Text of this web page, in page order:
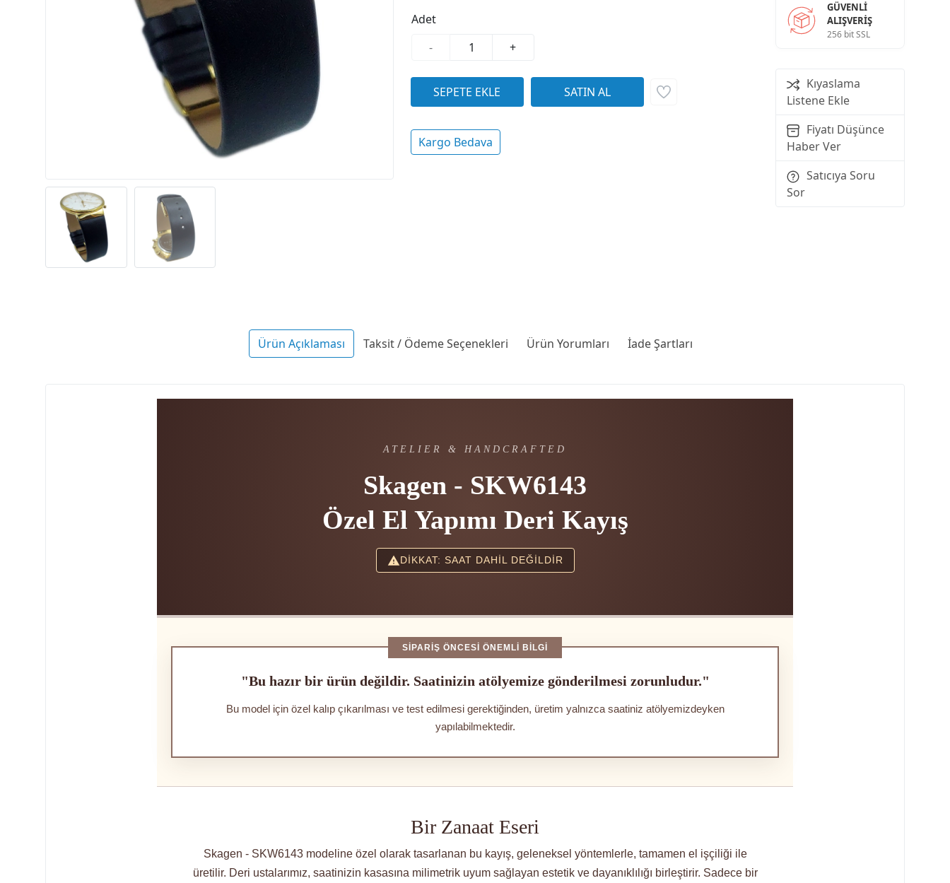
Adet
-
+
Kargo Bedava
GÜVENLI
ALIŞVERIŞ
256 bit SSL
Kıyaslama
Listene Ekle
Fiyatı Düşünce
Haber Ver
Satıcıya Soru
Sor
Ürün Açıklaması Taksit / Ödeme Seçenekleri Ürün Yorumları İade Şartları
ATELIER & HANDCRAFTED
Skagen - SKW6143
Özel El Yapımı Deri Kayış
DİKKAT: SAAT DAHİL DEĞİLDİR
SIPARIŞ ÖNCESI ÖNEMLI BILGI
"Bu hazır bir ürün değildir. Saatinizin atölyemize gönderilmesi zorunludur."
Bu model için özel kalıp çıkarılması ve test edilmesi gerektiğinden, üretim yalnızca saatiniz atölyemizdeyken
yapılabilmektedir.
Bir Zanaat Eseri
Skagen - SKW6143 modeline özel olarak tasarlanan bu kayış, geleneksel yöntemlerle, tamamen el işçiliği ile
üretilir. Deri ustalarımız, saatinizin kasasına milimetrik uyum sağlayan estetik ve dayanıklılığı birleştirir. Sadece bir